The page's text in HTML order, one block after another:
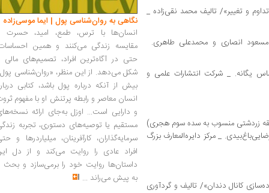
و تغییر»/ تالیف محمد نقی‌زاده _
انصاری و محمد‌علی طاهری.
یگانه. _ شرکت انتشارات علمی و
فقه زردشتی منسوب به سده سوم هجری)
_ مرکز دایره‌المعارف بزرگ
کانال دندان»/ تالیف و گردآوری
نگاهی به روان‌شناسی پول | ایما موسی‌زاده
انسان‌ها با ترس، طمع، امید، حسرت
مقایسه زندگی می‌کنند و همین
حتی در آگاه‌ترین افراد، تصمیم‌های مالی
شکل می‌دهد. از این منظر، «روان‌شناسی
بیش از آنکه درباره پول باشد، کتابی
انسان معاصر و رابطه پرتنش او با مفهوم
و دارایی است... اوزل به‌جای ارائه
مستقیم یا توصیه‌های دستوری، تجربه
سرمایه‌گذاران، کارآفرینان، میلیاردرها و
افراد عادی را روایت می‌کند و از دل
داستان‌ها روایت خود را برمی‌سازد و بحث
به پیش می‌راند ...